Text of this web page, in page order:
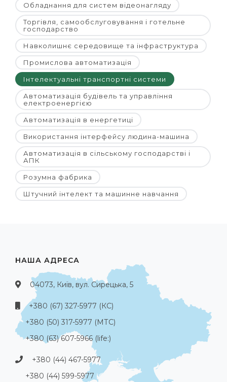
Обладнання для систем відеонагляду
Торгівля, самообслуговування і готельне
господарство
Навколишнє середовище та інфраструктура
Промислова автоматизація
Інтелектуальні транспортні системи
Автоматизація будівель та управління
електроенергією
Автоматизація в енергетиці
Використання інтерфейсу людина-машина
Автоматизація в сільському господарстві і
АПК
Розумна фабрика
Штучний інтелект та машинне навчання
НАША АДРЕСА
04073, Київ, вул. Сирецька, 5
+380 (67) 327-5977 (КС)
+380 (50) 317-5977 (МТС)
+380 (63) 607-5966 (life:)
+380 (44) 467-5977
+380 (44) 599-5977